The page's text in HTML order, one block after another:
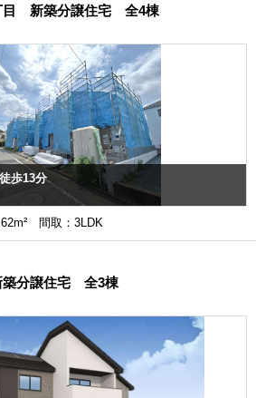
目 新築分譲住宅 全4棟
歩13分
間取：3LDK
分譲住宅 全3棟